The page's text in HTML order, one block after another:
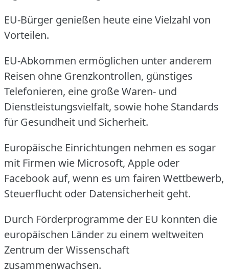
EU-Bürger genießen heute eine Vielzahl von
Vorteilen.
EU-Abkommen ermöglichen unter anderem
Reisen ohne Grenzkontrollen, günstiges
Telefonieren, eine große Waren- und
Dienstleistungsvielfalt, sowie hohe Standards
für Gesundheit und Sicherheit.
Europäische Einrichtungen nehmen es sogar
mit Firmen wie Microsoft, Apple oder
Facebook auf, wenn es um fairen Wettbewerb,
Steuerflucht oder Datensicherheit geht.
Durch Förderprogramme der EU konnten die
europäischen Länder zu einem weltweiten
Zentrum der Wissenschaft
zusammenwachsen.